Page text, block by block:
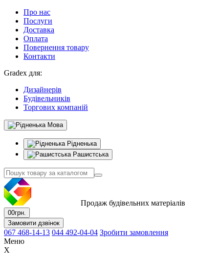
Про нас
Послуги
Доставка
Оплата
Повернення товару
Контакти
Gradex для:
Дизайнерів
Будівельників
Торгових компаній
Мова
Рідненька
Рашистська
Продаж будівельних матеріалів
00грн.
Замовити дзвінок
067 468-14-13 044 492-04-04 Зробити замовлення
Меню
X